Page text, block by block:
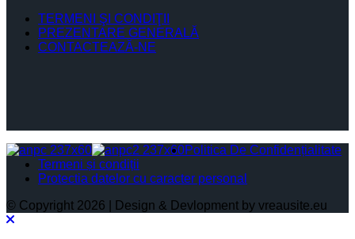
TERMENI ŞI CONDIŢII
PREZENTARE GENERALĂ
CONTACTEAZĂ-NE
Politica De Confidențialitate
Termeni și condiții
Protectia datelor cu caracter personal
© Copyright 2026 | Design & Devlopment by vreausite.eu